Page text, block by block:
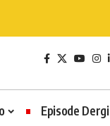
Episode Dergi